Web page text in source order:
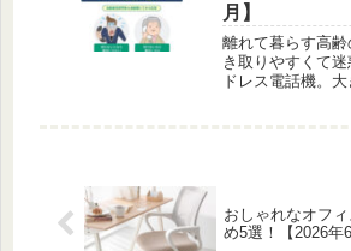
月】
離れて暮らす高
き取りやすくて
ドレス電話機。
おしゃれなオフ
め5選！【2026年6